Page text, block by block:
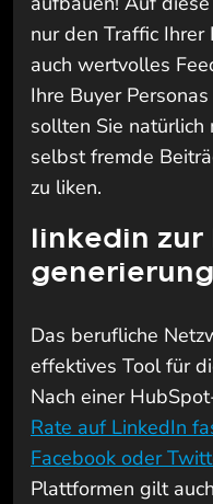
nur den Traffic
auch wertvolles
Ihre Buyer
sollten Sie natürlich
selbst fremde
zu liken.
linkedin zur
Das berufliche
effektives Tool für
Nach einer
Rate auf LinkedIn
Facebook oder
Plattformen gilt